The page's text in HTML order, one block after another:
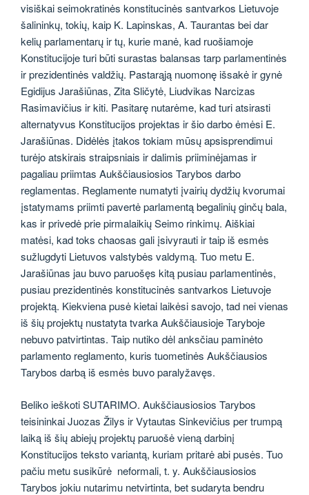
visiškai seimokratinės konstitucinės santvarkos Lietuvoje
šalininkų, tokių, kaip K. Lapinskas, A. Taurantas bei dar
kelių parlamentarų ir tų, kurie manė, kad ruošiamoje
Konstitucijoje turi būti surastas balansas tarp parlamentinės
ir prezidentinės valdžių. Pastarąją nuomonę išsakė ir gynė
Egidijus Jarašiūnas, Zita Sličytė, Liudvikas Narcizas
Rasimavičius ir kiti. Pasitarę nutarėme, kad turi atsirasti
alternatyvus Konstitucijos projektas ir šio darbo ėmėsi E.
Jarašiūnas. Didėlės įtakos tokiam mūsų apsisprendimui
turėjo atskirais straipsniais ir dalimis priiminėjamas ir
pagaliau priimtas Aukščiausiosios Tarybos darbo
reglamentas. Reglamente numatyti įvairių dydžių kvorumai
įstatymams priimti pavertė parlamentą begalinių ginčų bala,
kas ir privedė prie pirmalaikių Seimo rinkimų. Aiškiai
matėsi, kad toks chaosas gali įsivyrauti ir taip iš esmės
sužlugdyti Lietuvos valstybės valdymą. Tuo metu E.
Jarašiūnas jau buvo paruošęs kitą pusiau parlamentinės,
pusiau prezidentinės konstitucinės santvarkos Lietuvoje
projektą. Kiekviena pusė kietai laikėsi savojo, tad nei vienas
iš šių projektų nustatyta tvarka Aukščiausioje Taryboje
nebuvo patvirtintas. Taip nutiko dėl anksčiau paminėto
parlamento reglamento, kuris tuometinės Aukščiausios
Tarybos darbą iš esmės buvo paralyžavęs.
Beliko ieškoti SUTARIMO. Aukščiausiosios Tarybos
teisininkai Juozas Žilys ir Vytautas Sinkevičius per trumpą
laiką iš šių abiejų projektų paruošė vieną darbinį
Konstitucijos teksto variantą, kuriam pritarė abi pusės. Tuo
pačiu metu susikūrė neformali, t. y. Aukščiausiosios
Tarybos jokiu nutarimu netvirtinta, bet sudaryta bendru